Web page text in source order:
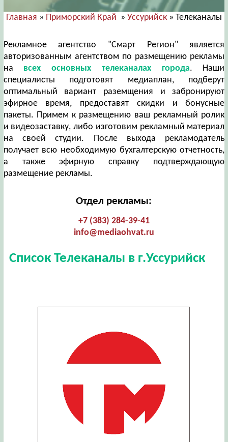
Главная » Приморский Край » Уссурийск» Телеканалы
Рекламное агентство "Смарт Регион" является
авторизованным агентством по размещению рекламы
на всех основных телеканалах города. Наши
специалисты подготовят медиаплан, подберут
оптимальный вариант раземщения и забронируют
эфирное время, предоставят скидки и бонусные
пакеты. Примем к размещению ваш рекламный ролик
и видеозаставку, либо изготовим рекламный материал
на своей студии. После выхода рекламодатель
получает всю необходимую бухгалтерскую отчетность,
а также эфирную справку подтверждающую
размещение рекламы.
Отдел рекламы:
+7 (383) 284-39-41
info@mediaohvat.ru
Список Телеканалы в г.Уссурийск